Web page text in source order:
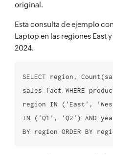
original.
Esta consulta de ejemplo
Laptop en las regiones East
2024.
SELECT region,
sales_fact WHERE
region IN ('East',
IN ('Q1', 'Q2') AND year
BY region ORDER BY